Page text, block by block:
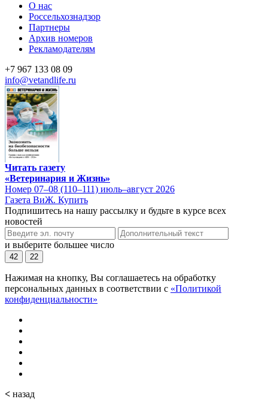
О нас
Россельхознадзор
Партнеры
Архив номеров
Рекламодателям
+7 967 133 08 09
info@vetandlife.ru
Читать газету
«Ветеринария и Жизнь»
Номер 07–08 (110–111) июль–август 2026
Газета ВиЖ. Купить
Подпишитесь на нашу рассылку и будьте в курсе всех
новостей
и выберите большее число
42 22
Нажимая на кнопку, Вы соглашаетесь на обработку
персональных данных в соответствии с «Политикой
конфиденциальности»
< назад